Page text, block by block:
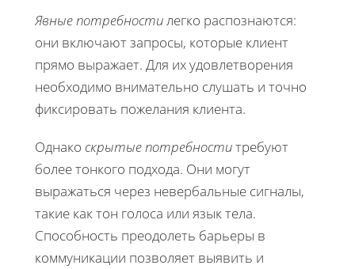
Явные потребностилегко распознаются:
они включают запросы, которые клиент
прямо выражает. Для их удовлетворения
необходимо внимательно слушать и точно
фиксировать пожелания клиента.
Однако скрытые потребноститребуют
более тонкого подхода. Они могут
выражаться через невербальные сигналы,
такие как тон голоса или язык тела.
Способность преодолеть барьеры в
коммуникации позволяет выявить и